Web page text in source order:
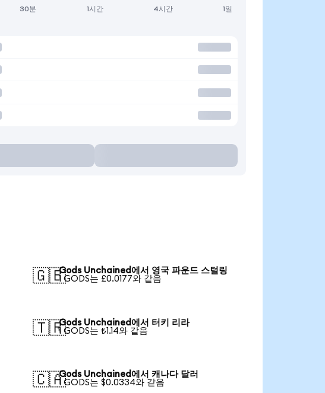
30분 1시간 4시간 1일
🇬🇧Gods Unchained에서 영국 파운드 스털링
1 GODS는 £0.0177와 같음
🇹🇷Gods Unchained에서 터키 리라
1 GODS는 ₺1.14와 같음
🇨🇦Gods Unchained에서 캐나다 달러
1 GODS는 $0.0334와 같음